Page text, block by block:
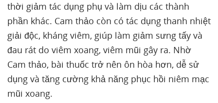
thời giảm tác dụng phụ và làm dịu các thành
phần khác. Cam thảo còn có tác dụng thanh nhiệt
giải độc, kháng viêm, giúp làm giảm sưng tấy và
đau rát do viêm xoang, viêm mũi gây ra. Nhờ
Cam thảo, bài thuốc trở nên ôn hòa hơn, dễ sử
dụng và tăng cường khả năng phục hồi niêm mạc
mũi xoang.